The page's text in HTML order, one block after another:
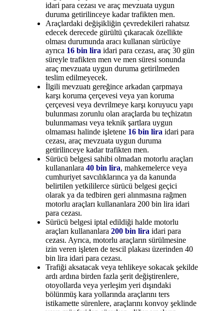
idari para cezası ve araç mevzuata uygun
duruma getirilinceye kadar trafikten men.
Araçlardaki değişikliğin çevredekileri rahatsız
edecek derecede gürültü çıkaracak özellikte
olması durumunda aracı kullanan sürücüye
ayrıca 16 bin lira idari para cezası, araç 30 gün
süreyle trafikten men ve men süresi sonunda
araç mevzuata uygun duruma getirilmeden
teslim edilmeyecek.
İlgili mevzuatı gereğince arkadan çarpmaya
karşı koruma çerçevesi veya yan koruma
çerçevesi veya devrilmeye karşı koruyucu yapı
bulunması zorunlu olan araçlarda bu teçhizatın
bulunmaması veya teknik şartlara uygun
olmaması halinde işletene 16 bin lira idari para
cezası, araç mevzuata uygun duruma
getirilinceye kadar trafikten men.
Sürücü belgesi sahibi olmadan motorlu araçları
kullananlara40 bin lira, mahkemelerce veya
cumhuriyet savcılıklarınca ya da kanunda
belirtilen yetkililerce sürücü belgesi geçici
olarak ya da tedbiren geri alınmasına rağmen
motorlu araçları kullananlara 200 bin lira idari
para cezası.
Sürücü belgesi iptal edildiği halde motorlu
araçları kullananlara200 bin lira idari para
cezası. Ayrıca, motorlu araçların sürülmesine
izin veren işleten de tescil plakası üzerinden 40
bin lira idari para cezası.
Trafiği aksatacak veya tehlikeye sokacak şekilde
ardı ardına birden fazla şerit değiştirenlere,
otoyollarda veya yerleşim yeri dışındaki
bölünmüş kara yollarında araçlarını ters
istikamette sürenlere, araçlarını konvoy şeklinde